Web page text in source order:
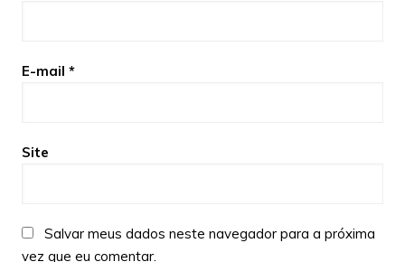
E-mail *
Site
Salvar meus dados neste navegador para a próxima
vez que eu comentar.